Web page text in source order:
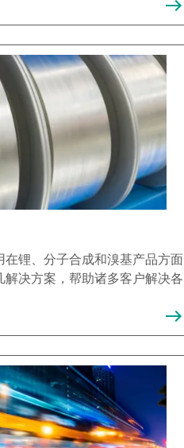
锂、分子合成和溴基产品方面
解决方案，帮助诸多客户解决各